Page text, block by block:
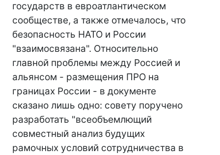
государств в евроатлантическом
сообществе, а также отмечалось, что
безопасность НАТО и России
"взаимосвязана". Относительно
главной проблемы между Россией и
альянсом - размещения ПРО на
границах России - в документе
сказано лишь одно: совету поручено
разработать "всеобъемлющий
совместный анализ будущих
рамочных условий сотрудничества в